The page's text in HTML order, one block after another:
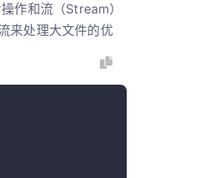
作和流（Stream）
来处理大文件的优